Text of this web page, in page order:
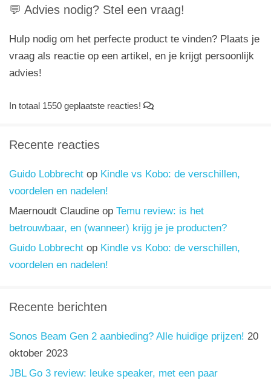
💬 Advies nodig? Stel een vraag!
Hulp nodig om het perfecte product te vinden? Plaats je
vraag als reactie op een artikel, en je krijgt persoonlijk
advies!
In totaal 1550 geplaatste reacties!
Recente reacties
Guido Lobbrecht op Kindle vs Kobo: de verschillen,
voordelen en nadelen!
Maernoudt Claudine op Temu review: is het
betrouwbaar, en (wanneer) krijg je je producten?
Guido Lobbrecht op Kindle vs Kobo: de verschillen,
voordelen en nadelen!
Recente berichten
Sonos Beam Gen 2 aanbieding? Alle huidige prijzen! 20
oktober 2023
JBL Go 3 review: leuke speaker, met een paar